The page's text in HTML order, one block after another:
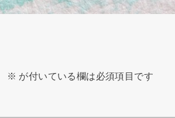
※ が付いている欄は必須項目です